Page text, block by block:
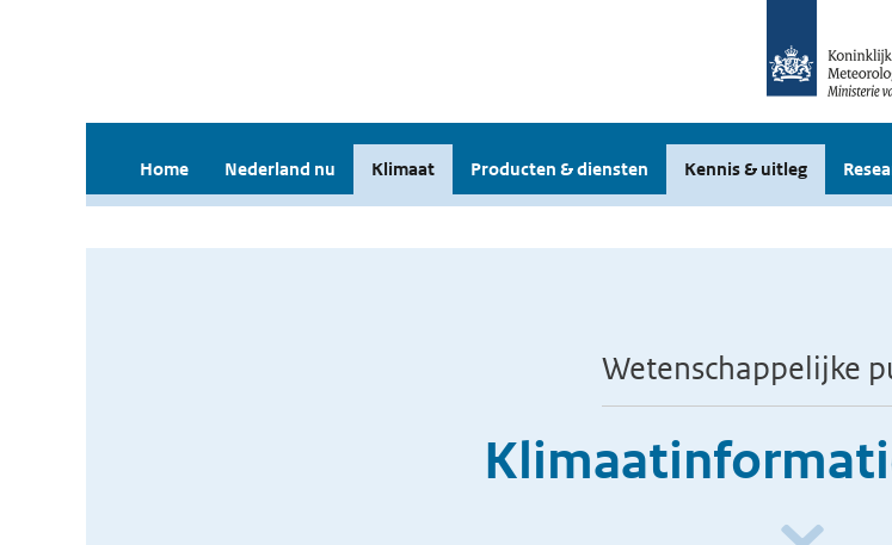
Home Nederland nu Klimaat Producten & diensten Kennis & uitleg
Wetenschappelijke